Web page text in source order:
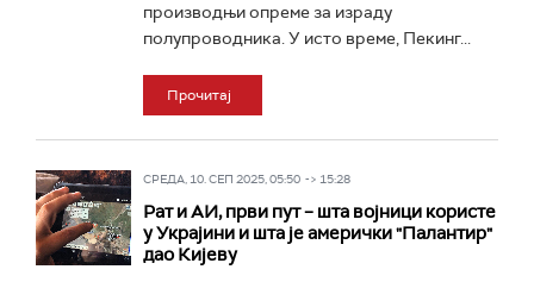
производњи опреме за израду
полупроводника. У исто време, Пекинг...
Прочитај
СРЕДА, 10. СЕП 2025, 05:50 -> 15:28
Рат и АИ, први пут – шта војници користе
у Украјини и шта је амерички "Палантир"
дао Кијеву